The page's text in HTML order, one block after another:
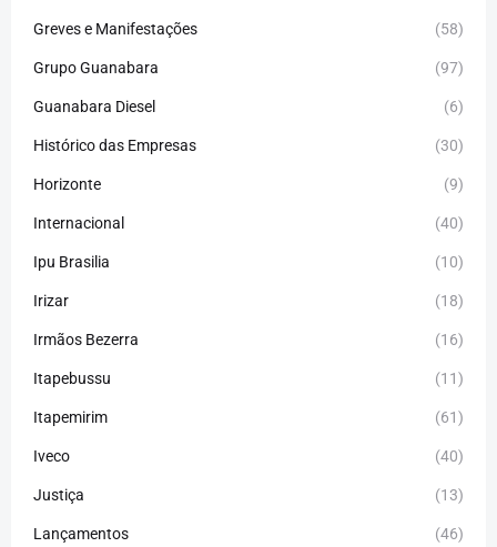
Greves e Manifestações (58)
Grupo Guanabara (97)
Guanabara Diesel (6)
Histórico das Empresas (30)
Horizonte (9)
Internacional (40)
Ipu Brasilia (10)
Irizar (18)
Irmãos Bezerra (16)
Itapebussu (11)
Itapemirim (61)
Iveco (40)
Justiça (13)
Lançamentos (46)